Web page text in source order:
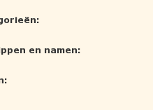
en namen: